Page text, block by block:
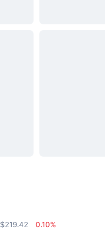
$219.42
0.10%